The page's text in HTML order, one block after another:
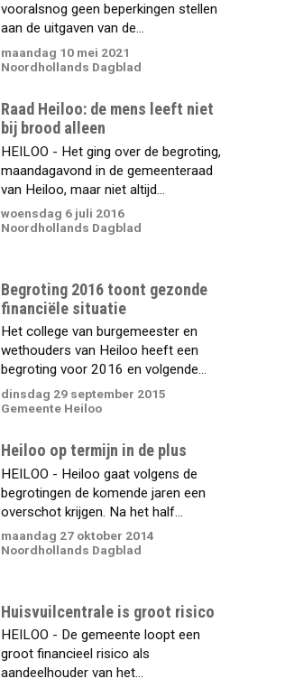
vooralsnog geen beperkingen stellen
aan de uitgaven van de...
maandag 10 mei 2021
Noordhollands Dagblad
Raad Heiloo: de mens leeft niet
bij brood alleen
HEILOO - Het ging over de begroting,
maandagavond in de gemeenteraad
van Heiloo, maar niet altijd...
woensdag 6 juli 2016
Noordhollands Dagblad
Begroting 2016 toont gezonde
financiële situatie
Het college van burgemeester en
wethouders van Heiloo heeft een
begroting voor 2016 en volgende...
dinsdag 29 september 2015
Gemeente Heiloo
Heiloo op termijn in de plus
HEILOO - Heiloo gaat volgens de
begrotingen de komende jaren een
overschot krijgen. Na het half...
maandag 27 oktober 2014
Noordhollands Dagblad
Huisvuilcentrale is groot risico
HEILOO - De gemeente loopt een
groot financieel risico als
aandeelhouder van het...